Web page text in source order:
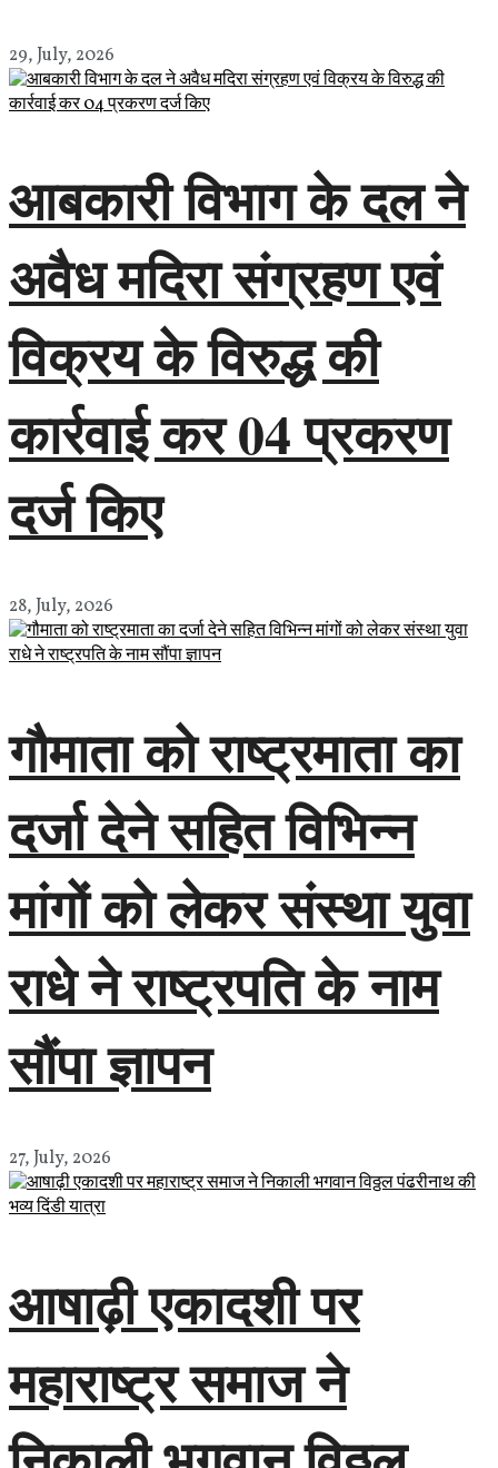
29, July, 2026
आबकारी विभाग के दल ने
अवैध मदिरा संग्रहण एवं
विक्रय के विरुद्ध की
कार्रवाई कर 04 प्रकरण
दर्ज किए
28, July, 2026
गौमाता को राष्ट्रमाता का
दर्जा देने सहित विभिन्न
मांगों को लेकर संस्था युवा
राधे ने राष्ट्रपति के नाम
सौंपा ज्ञापन
27, July, 2026
आषाढ़ी एकादशी पर
महाराष्ट्र समाज ने